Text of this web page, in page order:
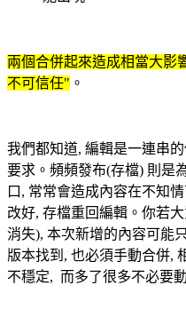
兩個合併起來造成相當大影
不可信任" 。
我們都知道, 編輯是一連串
要求。頻頻發布(存檔) 則是
口, 常常會造成內容在不知
改好, 存檔重回編輯。你若
消失), 本次新增的內容可能
版本找到, 也必須手動合併,
不穩定, 而多了很多不必要